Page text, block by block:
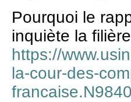
Pourquoi le
inquiète la
https://
la-cour-des-